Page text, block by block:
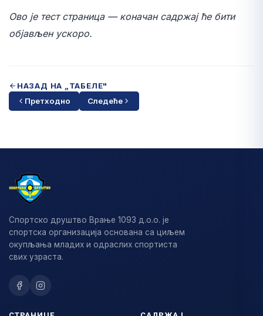
Ово је тест страница — коначан садржај ће бити
објављен ускоро.
НАЗАД НА „ТАБЕЛЕ"
Претходно
Следеће
Спортско друштво Врање 1093 д.о.о. је
спортска организација основана са циљем
окупљања младих и одраслих спортиста
свих узраста.